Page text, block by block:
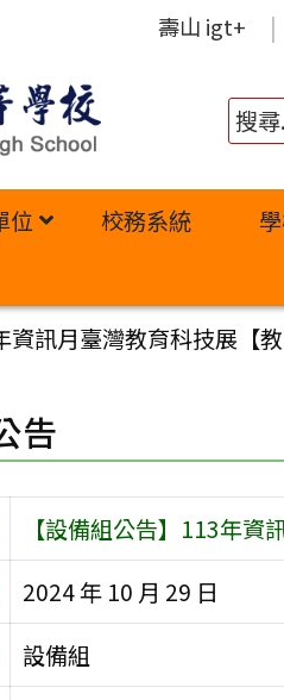
壽山 igt+
位 校務系統
資訊月臺灣教育科技展【
告
【設備組公告】113年
2024 年 10 月 29 日
設備組